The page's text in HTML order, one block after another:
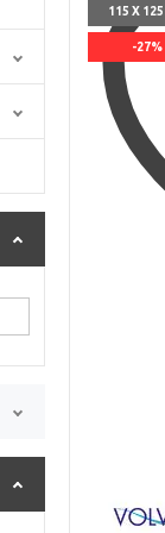
115 X
-27%